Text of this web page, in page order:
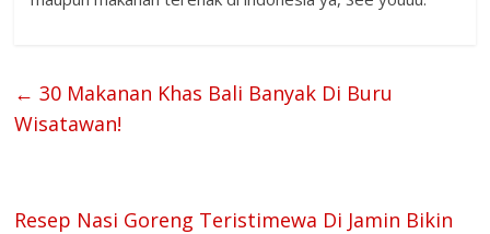
← 30 Makanan Khas Bali Banyak Di Buru
Wisatawan!
Resep Nasi Goreng Teristimewa Di Jamin Bikin